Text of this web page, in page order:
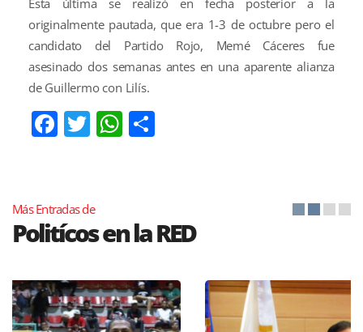
originalmente pautada, que era 1-3 de octubre pero el
candidato del Partido Rojo, Memé Cáceres fue
asesinado dos semanas antes en una aparente alianza
de Guillermo con Lilís.
Facebook
TwitterWhatsApp
Más Entradas de
Politícos en la RED